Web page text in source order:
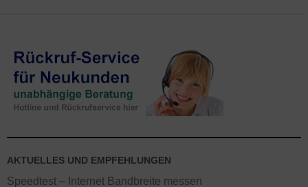
AKTUELLES UND EMPFEHLUNGEN
Speedtest – Internet Bandbreite messen